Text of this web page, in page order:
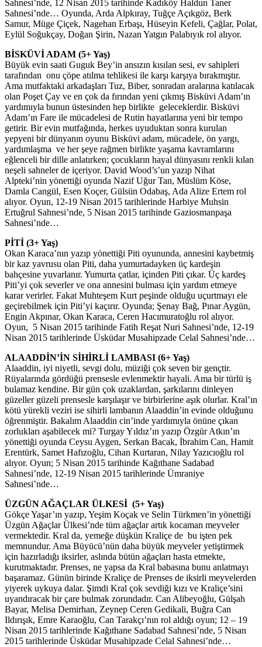
Sahnesi’nde, 12 Nisan 2015 tarihinde Kadıköy Haldun Taner
Sahnesi’nde… Oyunda, Arda Alpkıray, Tuğçe Açıkgöz, Berk
Samur, Müge Çiçek, Nagehan Erbaşı, Hüseyin Kefeli, Çağlar, Polat,
Eylül Soğukçay, Doğan Şirin, Nazan Yatgın Palabıyık rol alıyor.
BİSKÜVİ ADAM (5+ Yaş)
Büyük evin saati Guguk Bey’in ansızın kısılan sesi, ev sahipleri
tarafından onu çöpe atılma tehlikesi ile karşı karşıya bırakmıştır.
Ama mutfaktaki arkadaşları Tuz, Biber, sonradan aralarına katılacak
olan Poşet Çay ve en çok da fırından yeni çıkmış Bisküvi Adam’ın
yardımıyla bunun üstesinden hep birlikte geleceklerdir. Bisküvi
Adam’ın Fare ile mücadelesi de Rutin hayatlarına yeni bir tempo
getirir. Bir evin mutfağında, herkes uyuduktan sonra kurulan
yepyeni bir dünyanın oyunu Bisküvi adam, mücadele, ön yargı,
yardımlaşma ve her şeye rağmen birlikte yaşama kavramlarını
eğlenceli bir dille anlatırken; çocukların hayal dünyasını renkli kılan
neşeli sahneler de içeriyor. David Wood’s’un yazıp Nihat
Alpteki’nin yönettiği oyunda Nazif Uğur Tan, Müslüm Köse,
Damla Cangül, Esen Koçer, Gülsün Odabaş, Ada Alize Ertem rol
alıyor. Oyun, 12-19 Nisan 2015 tarihlerinde Harbiye Muhsin
Ertuğrul Sahnesi’nde, 5 Nisan 2015 tarihinde Gaziosmanpaşa
Sahnesi’nde…
PİTİ (3+ Yaş)
Okan Karaca’nın yazıp yönettiği Piti oyununda, annesini kaybetmiş
bir kaz yavrusu olan Piti, daha yumurtadayken üç kardeşin
bahçesine yuvarlanır. Yumurta çatlar, içinden Piti çıkar. Üç kardeş
Piti’yi çok severler ve ona annesini bulması için yardım etmeye
karar verirler. Fakat Muhteşem Kurt peşinde olduğu uçurtmayı ele
geçirebilmek için Piti’yi kaçırır. Oyunda; Şenay Bağ, Pınar Aygün,
Engin Akpınar, Okan Karaca, Ceren Hacımuratoğlu rol alıyor.
Oyun, 5 Nisan 2015 tarihinde Fatih Reşat Nuri Sahnesi’nde, 12-19
Nisan 2015 tarihlerinde Üsküdar Musahipzade Celal Sahnesi’nde…
ALAADDİN’İN SİHİRLİ LAMBASI (6+ Yaş)
Alaaddin, iyi niyetli, sevgi dolu, müziği çok seven bir gençtir.
Rüyalarında gördüğü prensesle evlenmektir hayali. Ama bir türlü iş
bulamaz kendine. Bir gün çok uzaklardan, şarkılarını dinleyen
güzeller güzeli prensesle karşılaşır ve birbirlerine aşık olurlar. Kral’ın
kötü yürekli veziri ise sihirli lambanın Alaaddin’in evinde olduğunu
öğrenmiştir. Bakalım Alaaddin cin’inde yardımıyla önüne çıkan
zorlukları aşabilecek mi? Turgay Yıldız’ın yazıp Özgür Atkın’ın
yönettiği oyunda Ceysu Aygen, Serkan Bacak, İbrahim Can, Hamit
Erentürk, Samet Hafızoğlu, Cihan Kurtaran, Nilay Yazıcıoğlu rol
alıyor. Oyun; 5 Nisan 2015 tarihinde Kağıthane Sadabad
Sahnesi’nde, 12-19 Nisan 2015 tarihlerinde Ümraniye
Sahnesi’nde…
ÜZGÜN AĞAÇLAR ÜLKESİ (5+ Yaş)
Gökçe Yaşar’ın yazıp, Yeşim Koçak ve Selin Türkmen’in yönettiği
Üzgün Ağaçlar Ülkesi’nde tüm ağaçlar artık kocaman meyveler
vermektedir. Kral da, yemeğe düşkün Kraliçe de bu işten pek
memnundur. Ama Büyücü’nün daha büyük meyveler yetiştirmek
için hazırladığı iksirler, aslında bütün ağaçları hasta etmekte,
kurutmaktadır. Prenses, ne yapsa da Kral babasına bunu anlatmayı
başaramaz. Günün birinde Kraliçe de Prenses de iksirli meyvelerden
yiyerek uykuya dalar. Şimdi Kral çok sevdiği kızı ve Kraliçe’sini
uyandıracak bir çare bulmak zorundadır. Can Alibeyoğlu, Gülşah
Bayar, Melisa Demirhan, Zeynep Ceren Gedikali, Buğra Can
Ildırışık, Emre Karaoğlu, Can Tarakçı’nın rol aldığı oyun; 12 – 19
Nisan 2015 tarihlerinde Kağıthane Sadabad Sahnesi’nde, 5 Nisan
2015 tarihlerinde Üsküdar Musahipzade Celal Sahnesi’nde…